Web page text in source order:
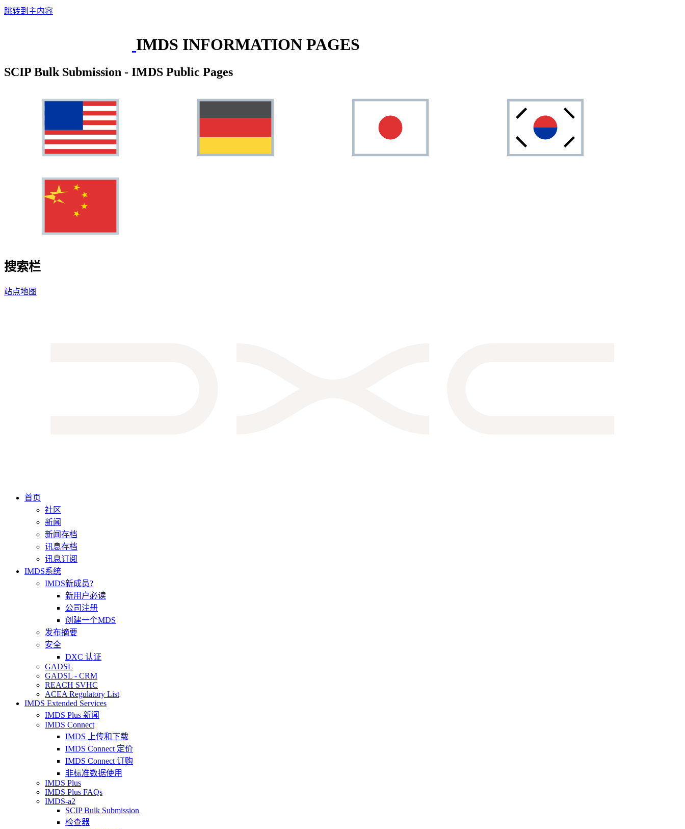
跳转到主内容
IMDS INFORMATION PAGES
SCIP Bulk Submission - IMDS Public Pages
搜索栏
站点地图
首页
社区
新闻
新闻存档
讯息存档
讯息订阅
IMDS系统
IMDS新成员?
新用户必读
公司注册
创建一个MDS
发布摘要
安全
DXC 认证
GADSL
GADSL - CRM
REACH SVHC
ACEA Regulatory List
IMDS Extended Services
IMDS Plus 新闻
IMDS Connect
IMDS 上传和下载
IMDS Connect 定价
IMDS Connect 订购
非标准数据使用
IMDS Plus
IMDS Plus FAQs
IMDS-a2
SCIP Bulk Submission
检查器